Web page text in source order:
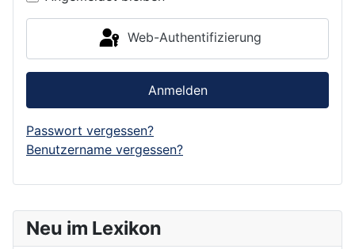
Neu im Lexikon
Web-Authentifizierung
Anmelden
Passwort vergessen?
Benutzername vergessen?